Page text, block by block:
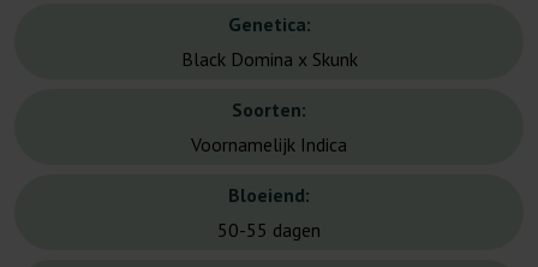
Genetica:
Black Domina x Skunk
Soorten:
Voornamelijk Indica
Bloeiend:
50-55 dagen